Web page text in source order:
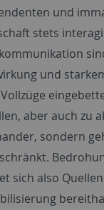
und
stets
und
aber auch zu
sondern
sich also